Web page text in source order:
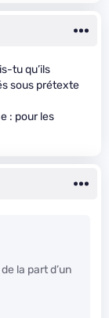
tu qu’ils
sous prétexte
: pour les
la part d’un